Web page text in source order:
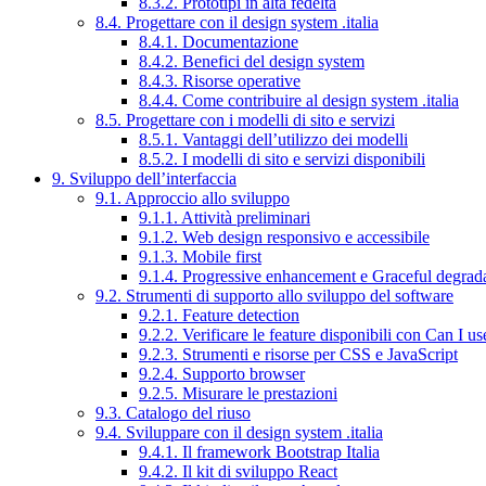
8.4. Progettare con il design system .italia
8.4.1. Documentazione
8.4.2. Benefici del design system
8.4.3. Risorse operative
8.4.4. Come contribuire al design system .italia
8.5. Progettare con i modelli di sito e servizi
8.5.1. Vantaggi dell’utilizzo dei modelli
8.5.2. I modelli di sito e servizi disponibili
9. Sviluppo dell’interfaccia
9.1. Approccio allo sviluppo
9.1.1. Attività preliminari
9.1.2. Web design responsivo e accessibile
9.1.3. Mobile first
9.1.4. Progressive enhancement e Graceful
9.2. Strumenti di supporto allo sviluppo del software
9.2.1. Feature detection
9.2.2. Verificare le feature disponibili con Can I
9.2.3. Strumenti e risorse per CSS e JavaScript
9.2.4. Supporto browser
9.2.5. Misurare le prestazioni
9.3. Catalogo del riuso
9.4. Sviluppare con il design system .italia
9.4.1. Il framework Bootstrap Italia
9.4.2. Il kit di sviluppo React